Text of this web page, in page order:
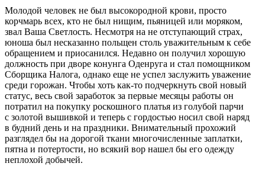
Молодой человек не был высокородной крови, просто
корчмарь всех, кто не был нищим, пьяницей или моряком,
звал Ваша Светлость. Несмотря на не отступающий страх,
юноша был несказанно польщен столь уважительным к себе
обращением и приосанился. Недавно он получил хорошую
должность при дворе конунга Оденруга и стал помощником
Сборщика Налога, однако еще не успел заслужить уважение
среди горожан. Чтобы хоть как-то подчеркнуть свой новый
статус, весь свой заработок за первые месяцы работы он
потратил на покупку роскошного платья из голубой парчи
с золотой вышивкой и теперь с гордостью носил свой наряд
в будний день и на праздники. Внимательный прохожий
разглядел бы на дорогой ткани многочисленные заплатки,
пятна и потертости, но всякий вор нашел бы его одежду
неплохой добычей.